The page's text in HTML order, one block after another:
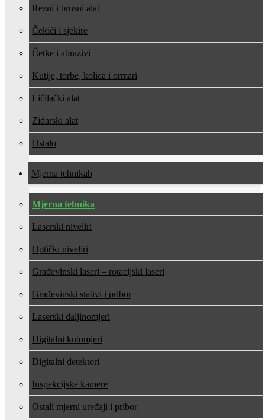
Rezni i brusni alat
Čekići i sjekire
Četke i abrazivi
Kutije, torbe, kolica i ormari
Ličilački alat
Zidarski alat
Ostalo
Mjerna tehnika
Mjerna tehnika
Laserski niveliri
Optički niveliri
Građevinski laseri – rotacijski laseri
Građevinski stativi i pribor
Laserski daljinomjeri
Digitalni kutomjeri
Digitalni detektori
Inspekcijske kamere
Ostali mjerni uređaji i pribor